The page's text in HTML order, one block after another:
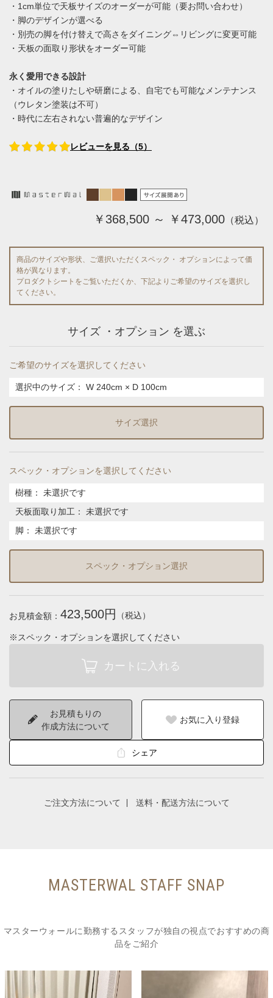
・1cm単位で天板サイズのオーダーが可能（要お問い合わせ）
・脚のデザインが選べる
・別売の脚を付け替えで高さをダイニング⇔リビングに変更可能
・天板の面取り形状をオーダー可能
永く愛用できる設計
・オイルの塗りたしや研磨による、自宅でも可能なメンテナンス
（ウレタン塗装は不可）
・時代に左右されない普遍的なデザイン
レビューを見る（5）
￥368,500 ～ ￥473,000 （税込）
商品のサイズや形状、ご選択いただくスペック・ オプションによって価
格が異なります。
プロダクトシートをご覧いただくか、下記よりご希望のサイズを選択し
てください。
サイズ ・オプション を選ぶ
ご希望のサイズを選択してください
選択中のサイズ： W 240cm × D 100cm
サイズ選択
スペック・オプションを選択してください
樹種 ：
未選択です
天板面取り加工 ：
未選択です
脚 ： 未選択です
スペック・オプション選択
お見積金額： 423,500円 （税込）
※スペック・オプションを選択してください
お見積もりの
作成方法について
お気に入り登録
シェア
ご注文方法について 送料・配送方法について
MASTERWAL STAFF SNAP
マスターウォールに勤務するスタッフが独自の視点でおすすめの商
品をご紹介